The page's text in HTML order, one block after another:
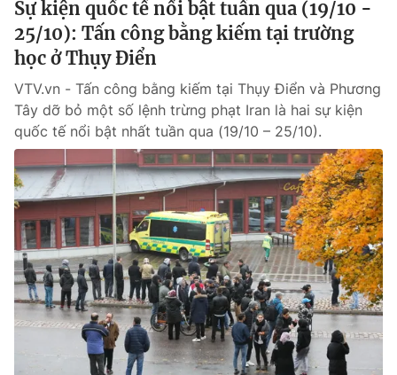
cấp ngày 29/12/2023
Tổng Biên tập:Vũ Thanh Thủy
Phó Tổng Biên tập:Nguyễn Thị Mỹ Hạnh, Phạm Quốc Thắng,
Nguyễn Trọng Ninh
Tổng đài VTV:024.38 355 931 - 024.38 355 932
Ðiện thoại Thời báo VTV:024.66 897 897
toasoan@vtv.vn
Liên hệ quảng cáo:
024-7300.7108
Sự kiện quốc tế nổi bật tuần qua (19/10 -
25/10): Tấn công bằng kiếm tại trường
học ở Thụy Điển
VTV.vn - Tấn công bằng kiếm tại Thụy Điển và Phương
Tây dỡ bỏ một số lệnh trừng phạt Iran là hai sự kiện
quốc tế nổi bật nhất tuần qua (19/10 – 25/10).